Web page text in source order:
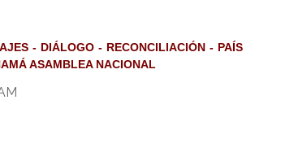
DIÁLOGO RECONCILIACIÓN
PAÍS
ASAMBLEA NACIONAL